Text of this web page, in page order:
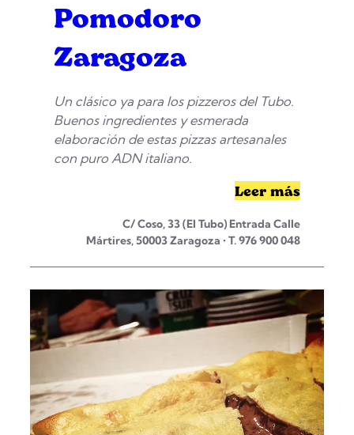
Pomodoro
Zaragoza
Un clásico ya para los pizzeros del Tubo.
Buenos ingredientes y esmerada
elaboración de estas pizzas artesanales
con puro ADN italiano.
Leer más
C/ Coso, 33 (El Tubo) Entrada Calle
Mártires, 50003 Zaragoza • T. 976 900 048